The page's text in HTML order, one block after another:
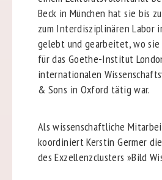
Beck in München hat sie bis
zum Interdisziplinären Labor
gelebt und gearbeitet, wo sie
für das Goethe-Institut
internationalen
& Sons in Oxford tätig war.
Als wissenschaftliche
koordiniert Kerstin Germer
des Exzellenzclusters »Bild